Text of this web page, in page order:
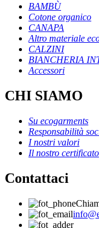
BAMBÙ
Cotone organico
CANAPA
Altro materiale
CALZINI
BIANCHERIA
Accessori
CHI SIAMO
Su ecogarments
Responsabilità
I nostri valori
Il nostro certificato
Contattaci